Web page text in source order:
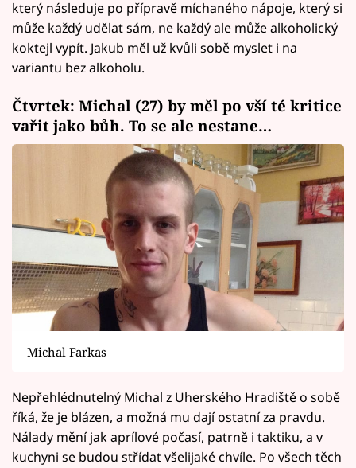
který následuje po přípravě míchaného nápoje, který si
může každý udělat sám, ne každý ale může alkoholický
koktejl vypít. Jakub měl už kvůli sobě myslet i na
variantu bez alkoholu.
Čtvrtek: Michal (27) by měl po vší té kritice
vařit jako bůh. To se ale nestane…
Michal Farkas
Nepřehlédnutelný Michal z Uherského Hradiště o sobě
říká, že je blázen, a možná mu dají ostatní za pravdu.
Nálady mění jak aprílové počasí, patrně i taktiku, a v
kuchyni se budou střídat všelijaké chvíle. Po všech těch